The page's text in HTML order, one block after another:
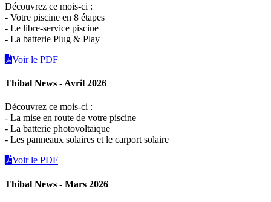
Découvrez ce mois-ci :
- Votre piscine en 8 étapes
- Le libre-service piscine
- La batterie Plug & Play
Voir le PDF
Thibal News - Avril 2026
Découvrez ce mois-ci :
- La mise en route de votre piscine
- La batterie photovoltaïque
- Les panneaux solaires et le carport solaire
Voir le PDF
Thibal News - Mars 2026